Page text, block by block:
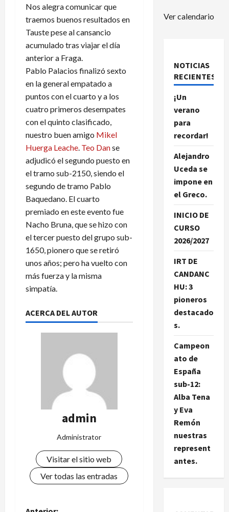
Nos alegra comunicar que
traemos buenos resultados en
Tauste pese al cansancio
acumulado tras viajar el día
anterior a Fraga.
Pablo Palacios finalizó sexto
en la general empatado a
puntos con el cuarto y a los
cuatro primeros desempates
con el quinto clasificado,
nuestro buen amigo Mikel
Huerga Leache. Teo Danse
adjudicó el segundo puesto en
el tramo sub-2150, siendo el
segundo de tramo Pablo
Baquedano. El cuarto
premiado en este evento fue
Nacho Bruna, que se hizo con
el tercer puesto del grupo sub-
1650, pionero que se retiró
unos años; pero ha vuelto con
más fuerza y la misma
simpatía.
ACERCA DEL AUTOR
admin
Administrator
Visitar el sitio web
Ver todas las entradas
Ver calendario
NOTICIAS
RECIENTES.
¡Un
verano
para
recordar!
Alejandro
Uceda se
impone en
el Greco.
INICIO DE
CURSO
2026/2027
IRT DE
CANDANC
HU: 3
pioneros
destacado
s.
Campeon
ato de
España
sub-12:
Alba Tena
y Eva
Remón
nuestras
represent
antes.